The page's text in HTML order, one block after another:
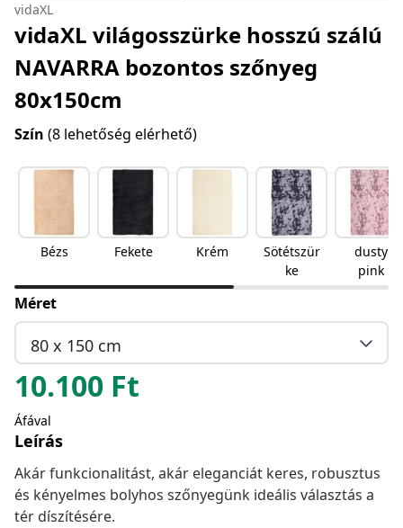
vidaXL
vidaXL világosszürke hosszú szálú
NAVARRA bozontos szőnyeg
80x150cm
Szín (8 lehetőség elérhető)
Bézs Fekete Krém
Sötétszür
ke
dusty
pink
Méret
80 x 150 cm
10.100 Ft
Áfával
Leírás
Akár funkcionalitást, akár eleganciát keres, robusztus
és kényelmes bolyhos szőnyegünk ideális választás a
tér díszítésére.